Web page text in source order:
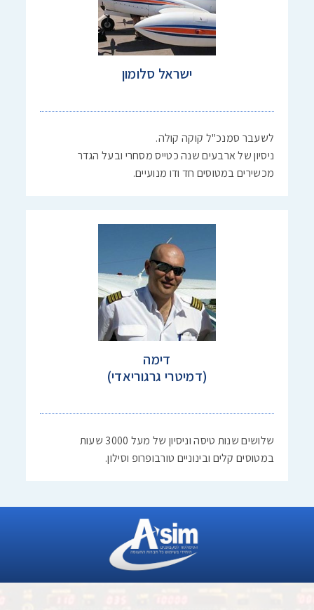
ישראל סלומון
לשעבר סמנכ"ל קוקה קולה.
ניסיון של ארבעים שנה כטייס מסחרי ובעל הגדר
מכשירים במטוסים חד ודו מנועיים.
דימה
(דמיטרי גרגוריאדי)
שלושים שנות טיסה וניסיון של מעל 3000 שעות
במטוסים קלים ובינוניים טורבופרופ וסילון.